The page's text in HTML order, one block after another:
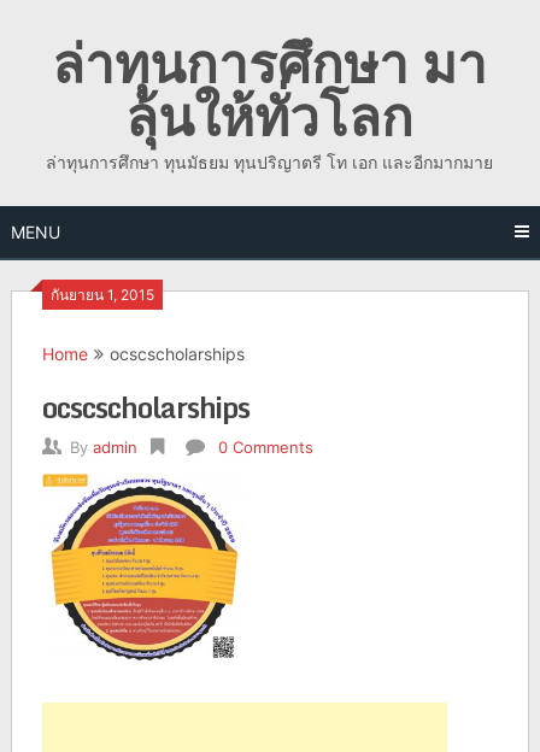
contentล่าทุนการศึกษา มา
ลุ้นให้ทั่วโลก
ล่าทุนการศึกษา ทุนมัธยม ทุนปริญาตรี โท เอก และอีกมากมาย
MENU
กันยายน 1, 2015
Home ocscscholarships
ocscscholarships
By admin 0 Comments